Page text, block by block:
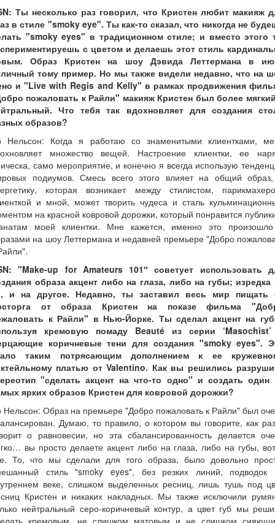
Ты несколько раз говорил, что Кристен любит макияж
в стиле "smoky eye". Ты как-то сказал, что никогда не
"smoky eyes" в традиционном стиле; и вместо этого
с цветом и делаешь этот стиль
Образ Кристен на шоу Дэвида Леттермана в
тому пример. Но мы также видели недавно, что на
и "Live with Regis and Kelly" в рамках продвижения
пожаловать к Райли" макияж Кристен был более
Что тебя так вдохновляет для создания
образов?
Нельсон: Когда я работаю со знаменитыми клиентками,
множество вещей. Настроение клиентки, ее
само мероприятие, и конечно я всегда использую
подиумов. Смесь всего этого влияет на общий
которая возникает между стилистом,
и мной, может творить чудеса и сталь
на красной ковровой дорожки, который понравится
моей клиентки. Мне кажется, именно это
на шоу Леттермана и недавней премьере "Добро
"Make-up for Amateurs 101″ советует использовать
образа акцент либо на глаза, либо на губы; изредка
и на другое. Недавно, ты заставил весь мир пищать
от образа Кристен на показе фильма
к Райли" в Нью-Йорке. Ты сделал акцент на
кремовую помаду Beauté из серии
коричневые тени для создания "smoky eyes".
таким потрясающим дополнением к ее
платью от Valentino. Как вы решились
"сделать акцент на что-то одно" и создать один
ярких образов Кристен для ковровой дорожки?
Нельсон: Образ на премьере "Добро пожаловать к Райли" был
Думаю, то правило, о котором вы говорите, как
о равновесии, но эта сбалансированность делается
вы просто делаете акцент либо на глаза, либо на губы,
То, что мы сделали для того образа, было довольно
стиль "smoky eyes", без резких линий, подводок
веке, слишком выделенных ресниц, лишь тушь под
Кристен и никаких накладных. Мы также исключили
нейтральный серо-коричневый контур, а цвет губ мы
кремовым, не слишком матовым и не слишком